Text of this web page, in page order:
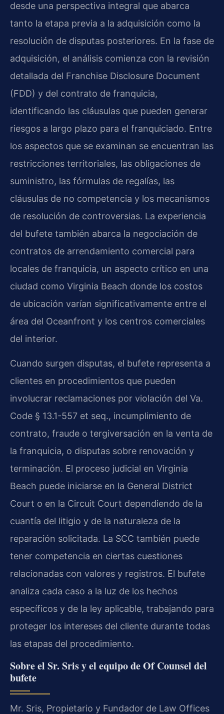
desde una perspectiva integral que abarca
tanto la etapa previa a la adquisición como la
resolución de disputas posteriores. En la fase de
adquisición, el análisis comienza con la revisión
detallada del Franchise Disclosure Document
(FDD) y del contrato de franquicia,
identificando las cláusulas que pueden generar
riesgos a largo plazo para el franquiciado. Entre
los aspectos que se examinan se encuentran las
restricciones territoriales, las obligaciones de
suministro, las fórmulas de regalías, las
cláusulas de no competencia y los mecanismos
de resolución de controversias. La experiencia
del bufete también abarca la negociación de
contratos de arrendamiento comercial para
locales de franquicia, un aspecto crítico en una
ciudad como Virginia Beach donde los costos
de ubicación varían significativamente entre el
área del Oceanfront y los centros comerciales
del interior.
Cuando surgen disputas, el bufete representa a
clientes en procedimientos que pueden
involucrar reclamaciones por violación del Va.
Code § 13.1-557 et seq., incumplimiento de
contrato, fraude o tergiversación en la venta de
la franquicia, o disputas sobre renovación y
terminación. El proceso judicial en Virginia
Beach puede iniciarse en la General District
Court o en la Circuit Court dependiendo de la
cuantía del litigio y de la naturaleza de la
reparación solicitada. La SCC también puede
tener competencia en ciertas cuestiones
relacionadas con valores y registros. El bufete
analiza cada caso a la luz de los hechos
específicos y de la ley aplicable, trabajando para
proteger los intereses del cliente durante todas
las etapas del procedimiento.
Sobre el Sr. Sris y el equipo de Of Counsel del
bufete
Mr. Sris, Propietario y Fundador de Law Offices